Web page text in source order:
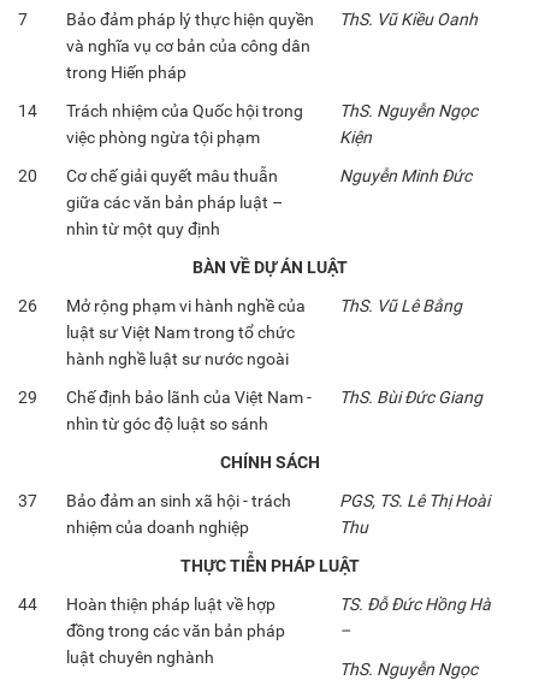
7
Bảo đảm pháp lý thực hiện quyền
và nghĩa vụ cơ bản của công dân
trong Hiến pháp
ThS. Vũ Kiều Oanh
14
Trách nhiệm của Quốc hội trong
việc phòng ngừa tội phạm
ThS. Nguyễn Ngọc
Kiện
20
Cơ chế giải quyết mâu thuẫn
giữa các văn bản pháp luật –
nhìn từ một quy định
Nguyễn Minh Đức
BÀN VỀ DỰ ÁN LUẬT
26
Mở rộng phạm vi hành nghề của
luật sư Việt Nam trong tổ chức
hành nghề luật sư nước ngoài
ThS. Vũ Lê Bằng
29
Chế định bảo lãnh của Việt Nam -
nhìn từ góc độ luật so sánh
ThS. Bùi Đức Giang
CHÍNH SÁCH
37
Bảo đảm an sinh xã hội - trách
nhiệm của doanh nghiệp
PGS, TS. Lê Thị Hoài
Thu
THỰC TIỄN PHÁP LUẬT
44
Hoàn thiện pháp luật về hợp
đồng trong các văn bản pháp
luật chuyên nghành
TS. Đỗ Đức Hồng Hà
–
ThS. Nguyễn Ngọc